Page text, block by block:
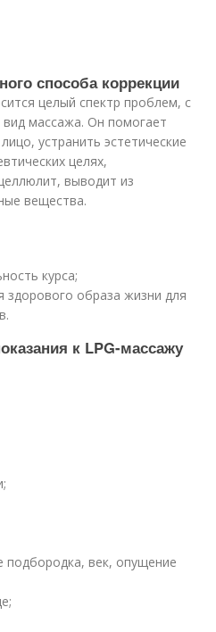
способа коррекции
целый спектр проблем, с
массажа. Он помогает
устранить эстетические
целях,
выводит из
вещества.
курса;
здорового образа жизни для
к LPG-массажу
подбородка, век, опущение